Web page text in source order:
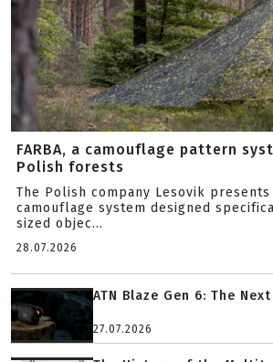
FARBA, a camouflage pattern
Polish forests
The Polish company Lesovik presents
camouflage system designed
sized objec...
28.07.2026
ATN Blaze Gen 6: The
27.07.2026